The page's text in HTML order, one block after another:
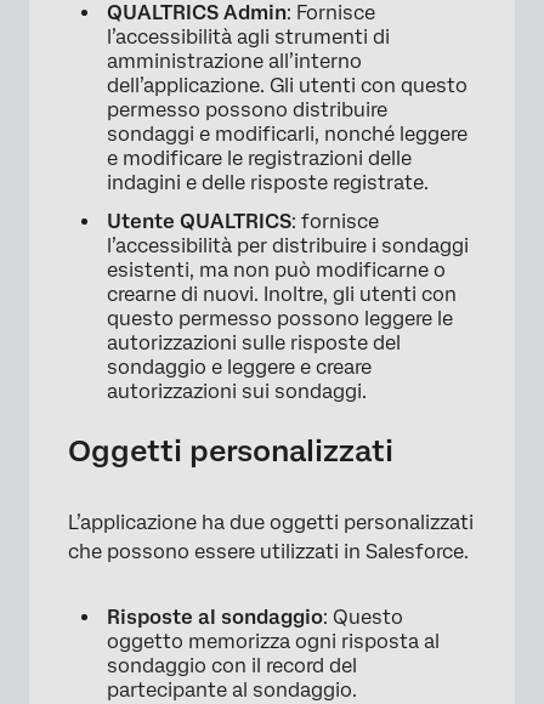
QUALTRICS Admin: Fornisce
l’accessibilità agli strumenti di
amministrazione all’interno
dell’applicazione. Gli utenti con questo
permesso possono distribuire
sondaggi e modificarli, nonché leggere
e modificare le registrazioni delle
indagini e delle risposte registrate.
Utente QUALTRICS: fornisce
l’accessibilità per distribuire i sondaggi
esistenti, ma non può modificarne o
crearne di nuovi. Inoltre, gli utenti con
questo permesso possono leggere le
autorizzazioni sulle risposte del
sondaggio e leggere e creare
autorizzazioni sui sondaggi.
Oggetti personalizzati
L’applicazione ha due oggetti personalizzati
che possono essere utilizzati in Salesforce.
Risposte al sondaggio: Questo
oggetto memorizza ogni risposta al
sondaggio con il record del
partecipante al sondaggio.